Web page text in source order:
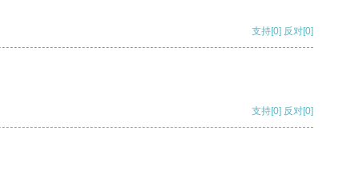
支持[0] 反对[0]
支持[0] 反对[0]